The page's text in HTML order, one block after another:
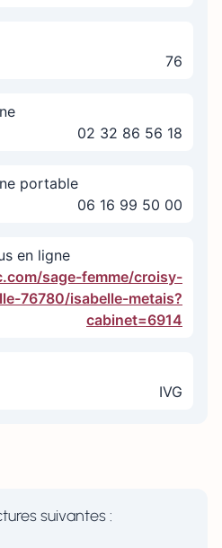
76
02 32 86 56 18
portable
06 16 99 50 00
en ligne
sage-femme/croisy-
76780/isabelle-metais?
cabinet=6914
IVG
suivantes :